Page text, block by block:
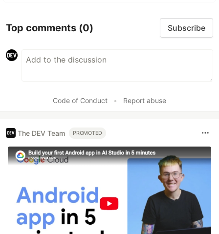
Top comments (0) Subscribe
Code of Conduct • Report abuse
The DEV Team PROMOTED